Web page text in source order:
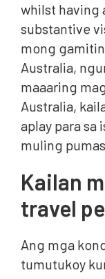
whilst having
substantive
mong
Australia,
maaaring
Australia,
aplay para sa
muling
Kailan
travel
Ang mga
tumutukoy